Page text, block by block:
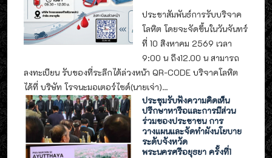
ประชาสัมพันธ์การรับบริจาค
โลหิต โดยจะจัดขึ้นในวันจันทร์
ที่ 10 สิงหาคม 2569 เวลา
9:00 น ถึง12.00 น สามารถ
ลงทะเบียน รับของที่ระลึกได้ล่วงหน้า QR-CODE บริจาคโลหิต
ได้ที่ บริษัท โรจนะมอเตอร์ไซด์(นายเจ่า)...
ประชุมรับฟังความคิดเห็น
ปรึกษาหารือและการมีส่วน
ร่วมของประชาชน การ
วางแผนและจัดทำผังนโยบาย
ระดับจังหวัด
พระนครศรีอยุธยา ครั้งที่1